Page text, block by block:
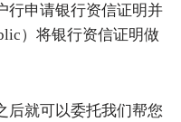
行申请银行资信证明并
）将银行资信证明做
后就可以委托我们帮您